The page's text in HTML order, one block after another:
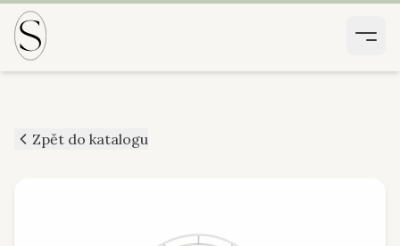
Zpět do katalogu